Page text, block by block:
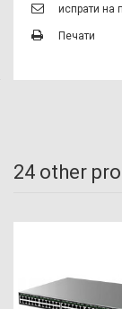
испрати на
Печати
24 other